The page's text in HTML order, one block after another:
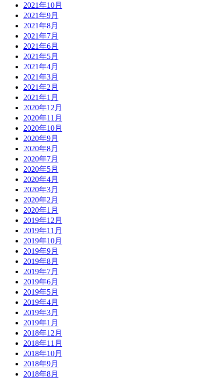
2021年10月
2021年9月
2021年8月
2021年7月
2021年6月
2021年5月
2021年4月
2021年3月
2021年2月
2021年1月
2020年12月
2020年11月
2020年10月
2020年9月
2020年8月
2020年7月
2020年5月
2020年4月
2020年3月
2020年2月
2020年1月
2019年12月
2019年11月
2019年10月
2019年9月
2019年8月
2019年7月
2019年6月
2019年5月
2019年4月
2019年3月
2019年1月
2018年12月
2018年11月
2018年10月
2018年9月
2018年8月